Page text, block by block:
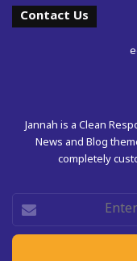
Contact Us
Jannah is a Clean
News and Blog
completely
Enter
your
Email